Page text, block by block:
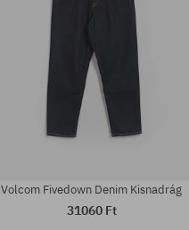
Volcom Fivedown Denim Kisnadrág
31060 Ft